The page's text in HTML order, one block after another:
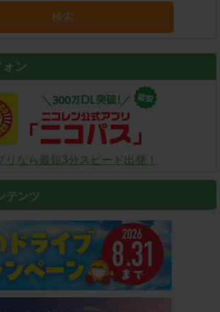
検索
ン
リなら最短3分スピード出発！
テンツ